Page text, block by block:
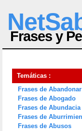
Frases y
Temáticas :
Frases de Abandonar
Frases de Abogado
Frases de Abundacia
Frases de
Frases de Abusos